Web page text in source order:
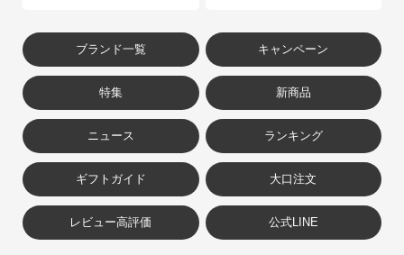
ブランド一覧 キャンペーン
特集 新商品
ニュース ランキング
ギフトガイド 大口注文
レビュー高評価 公式LINE